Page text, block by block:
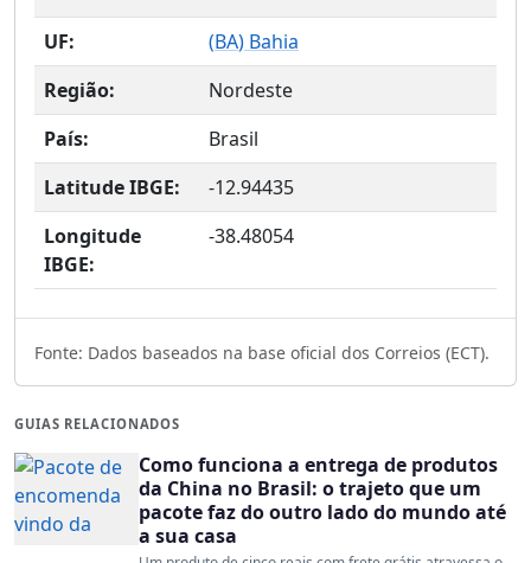
UF: (BA) Bahia
Região:
Nordeste
País:
Brasil
Latitude IBGE:
-12.94435
Longitude
IBGE:
-38.48054
Fonte: Dados baseados na base oficial dos Correios (ECT).
GUIAS RELACIONADOS
Como funciona a entrega de produtos
da China no Brasil: o trajeto que um
pacote faz do outro lado do mundo até
a sua casa